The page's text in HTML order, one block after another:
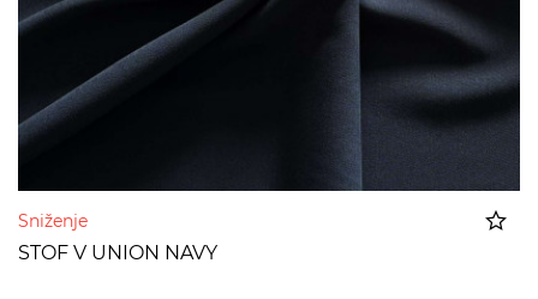
Sniženje
STOF V UNION NAVY